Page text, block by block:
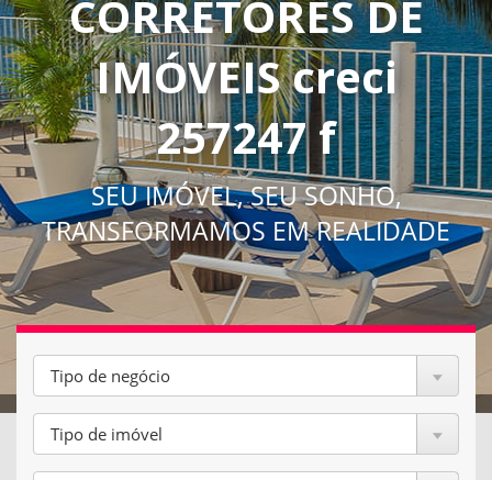
CORRETORES DE
IMÓVEIS creci
257247 f
SEU IMÓVEL, SEU SONHO,
TRANSFORMAMOS EM REALIDADE
Tipo de negócio
Tipo de imóvel